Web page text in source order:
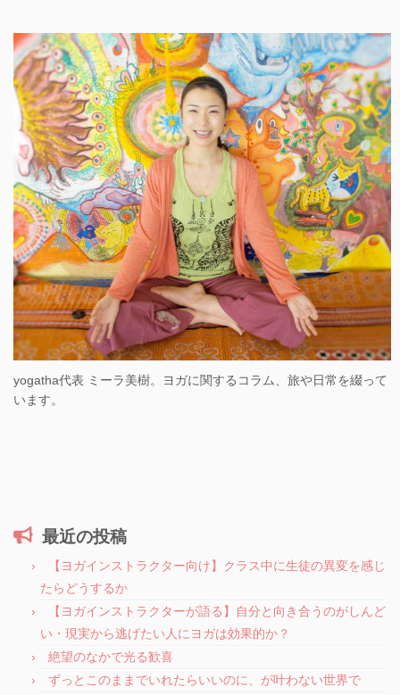
yogatha代表 ミーラ美樹。ヨガに関するコラム、旅や日常を綴って
います。
最近の投稿
【ヨガインストラクター向け】クラス中に生徒の異変を感じ
たらどうするか
【ヨガインストラクターが語る】自分と向き合うのがしんど
い・現実から逃げたい人にヨガは効果的か？
絶望のなかで光る歓喜
ずっとこのままでいれたらいいのに、が叶わない世界で